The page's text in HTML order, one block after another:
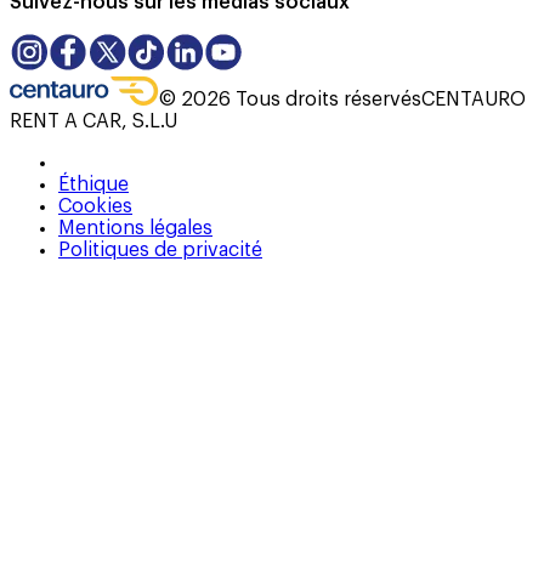
© 2026 Tous droits réservésCENTAURO
RENT A CAR, S.L.U
Éthique
Cookies
Mentions légales
Politiques de privacité